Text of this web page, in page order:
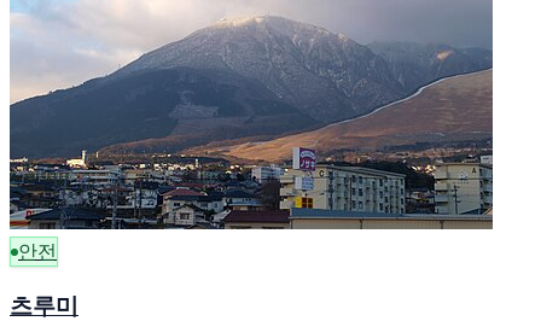
안전
츠루미